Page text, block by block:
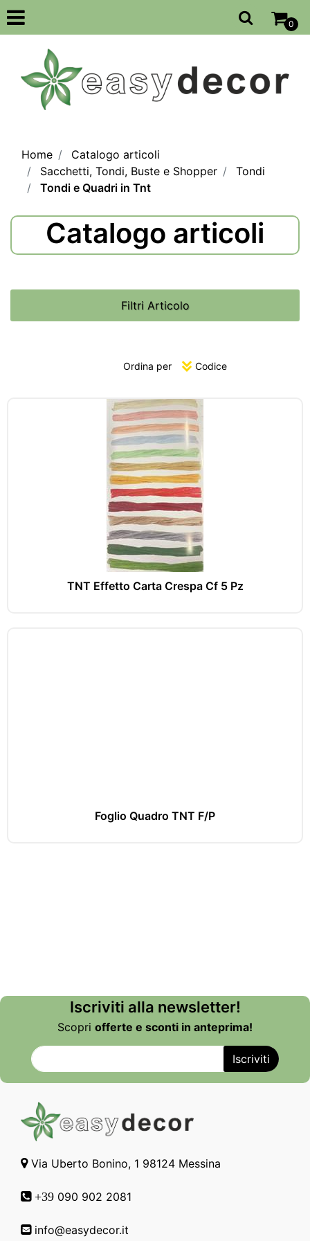
Open
0
Home
Catalogo articoli
Sacchetti, Tondi, Buste e Shopper
Tondi
Tondi e Quadri in Tnt
Catalogo articoli
Filtri Articolo
Ordina per
TNT Effetto Carta Crespa Cf 5 Pz
Foglio Quadro TNT F/P
Iscriviti alla newsletter!
Scopri offerte e sconti in anteprima!
Via Uberto Bonino, 1 98124 Messina
+39 090 902 2081
info@easydecor.it